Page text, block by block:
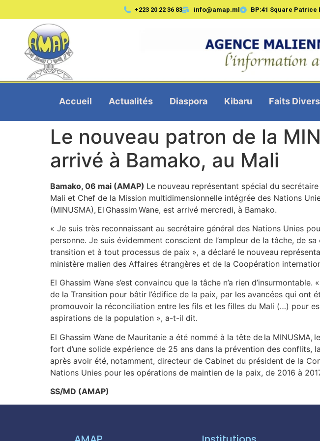
+223 20 22 36 83 info@amap.ml BP:41 Square Patrice
Accueil Actualités Diaspora Kibaru Faits Divers
Le nouveau patron de la
arrivé à Bamako, au Mali
Bamako, 06 mai (AMAP) Le nouveau représentant spécial du secrétaire
Mali et Chef de la Mission multidimensionnelle intégrée des Nations
(MINUSMA), El Ghassim Wane, est arrivé mercredi, à Bamako.
« Je suis très reconnaissant au secrétaire général des Nations Unies
personne. Je suis évidemment conscient de l’ampleur de la tâche, de
transition et à tout processus de paix », a déclaré le nouveau
ministère malien des Affaires étrangères et de la Coopération
El Ghassim Wane s’est convaincu que la tâche n’a rien
de la Transition pour bâtir l’édifice de la paix, par les avancées qui ont
promouvoir la réconciliation entre les fils et les filles du Mali (…) pour
aspirations de la population », a-t-il dit.
El Ghassim Wane de Mauritanie a été nommé à la tête de la MINUSMA,
fort d’une solide expérience de 25 ans dans la prévention des conflits,
après avoir été, notamment, directeur de Cabinet du président de la
Nations Unies pour les opérations de maintien de la paix, de 2016 à
SS/MD (AMAP)